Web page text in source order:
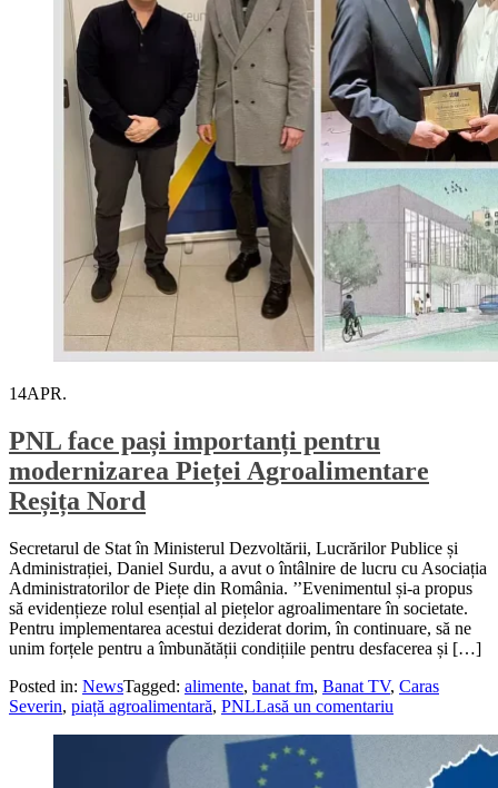
14APR.
PNL face pași importanți pentru
modernizarea Pieței Agroalimentare
Reșița Nord
Secretarul de Stat în Ministerul Dezvoltării, Lucrărilor Publice și
Administrației, Daniel Surdu, a avut o întâlnire de lucru cu Asociația
Administratorilor de Piețe din România. ’’Evenimentul și-a propus
să evidențieze rolul esențial al piețelor agroalimentare în societate.
Pentru implementarea acestui deziderat dorim, în continuare, să ne
unim forțele pentru a îmbunătății condițiile pentru desfacerea și […]
Posted in: NewsTagged: alimente, banat fm, Banat TV, Caras
Severin, piață agroalimentară, PNLLasă un comentariu